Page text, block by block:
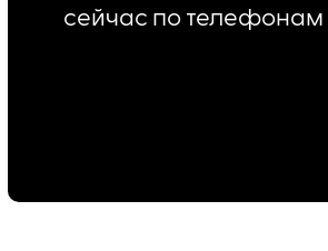
сейчас по телефонам